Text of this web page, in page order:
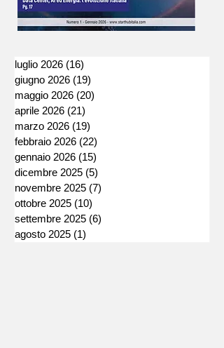
luglio 2026 (16)
giugno 2026 (19)
maggio 2026 (20)
aprile 2026 (21)
marzo 2026 (19)
febbraio 2026 (22)
gennaio 2026 (15)
dicembre 2025 (5)
novembre 2025 (7)
ottobre 2025 (10)
settembre 2025 (6)
agosto 2025 (1)